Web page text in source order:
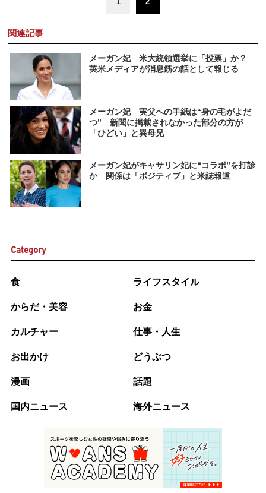
関連記事
メーガン妃 米大統領選挙に「投票」か？
英米メディアが消息筋の話として報じる
メーガン妃 実父への手紙は“身の毛がよだ
つ” 新聞に掲載されなかった部分の方が
「ひどい」と異母兄
メーガン妃がキャサリン妃に“コラボ”を打診
か 関係は「ポジティブ」と米誌報道
Category
食 ライフスタイル
からだ・美容 お金
カルチャー 仕事・人生
お出かけ どうぶつ
漫画 話題
国内ニュース 海外ニュース